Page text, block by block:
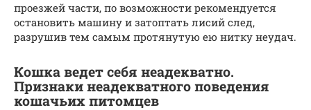
проезжей части, по возможности рекомендуется
остановить машину и затоптать лисий след,
разрушив тем самым протянутую ею нитку неудач.
Кошка ведет себя неадекватно.
Признаки неадекватного поведения
кошачьих питомцев